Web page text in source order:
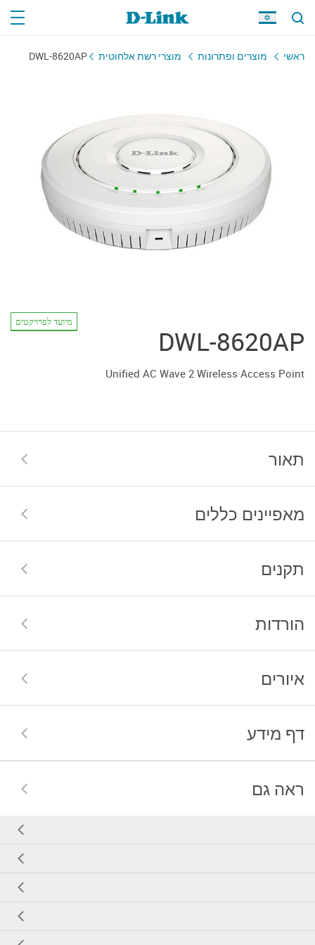
ראשי מוצרים ופתרונות מוצרי רשת אלחוטית DWL-8620AP
DWL-8620AP
מיועד לפרויקטים
Unified AC Wave 2 Wireless Access Point
תאור
מאפיינים כללים
תקנים
הורדות
איורים
דף מידע
ראה גם